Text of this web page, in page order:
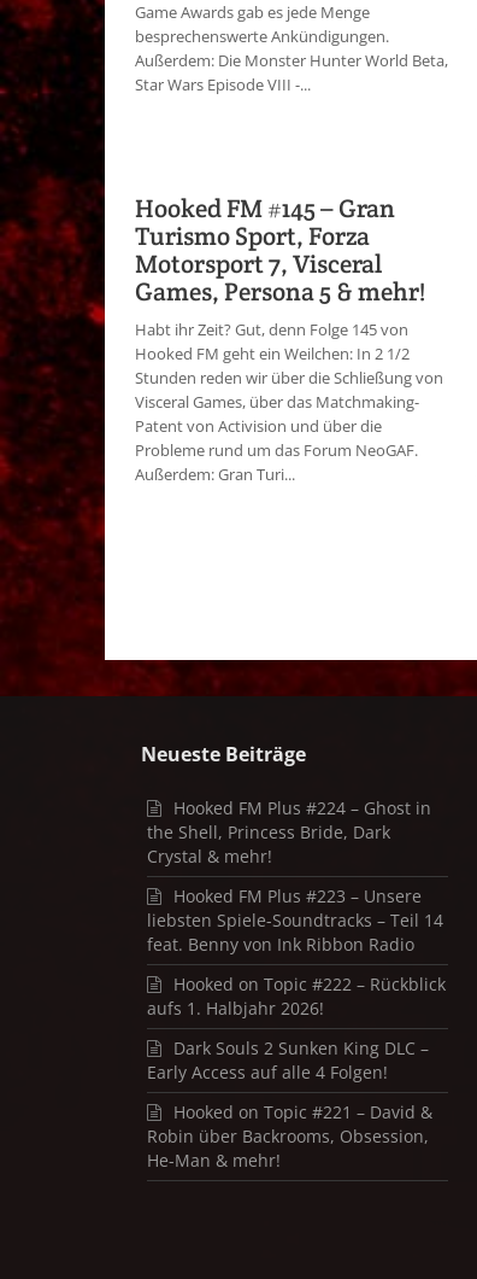
Game Awards gab es jede Menge
besprechenswerte Ankündigungen.
Außerdem: Die Monster Hunter World Beta,
Star Wars Episode VIII -...
Hooked FM #145 – Gran
Turismo Sport, Forza
Motorsport 7, Visceral
Games, Persona 5 & mehr!
Habt ihr Zeit? Gut, denn Folge 145 von
Hooked FM geht ein Weilchen: In 2 1/2
Stunden reden wir über die Schließung von
Visceral Games, über das Matchmaking-
Patent von Activision und über die
Probleme rund um das Forum NeoGAF.
Außerdem: Gran Turi...
Neueste Beiträge
Hooked FM Plus #224 – Ghost in
the Shell, Princess Bride, Dark
Crystal & mehr!
Hooked FM Plus #223 – Unsere
liebsten Spiele-Soundtracks – Teil 14
feat. Benny von Ink Ribbon Radio
Hooked on Topic #222 – Rückblick
aufs 1. Halbjahr 2026!
Dark Souls 2 Sunken King DLC –
Early Access auf alle 4 Folgen!
Hooked on Topic #221 – David &
Robin über Backrooms, Obsession,
He-Man & mehr!